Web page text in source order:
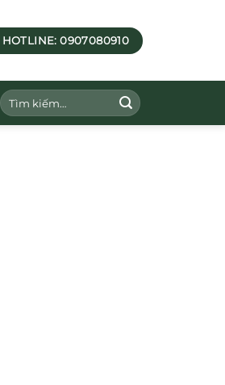
HOTLINE: 0907080910
Tìm
kiếm: